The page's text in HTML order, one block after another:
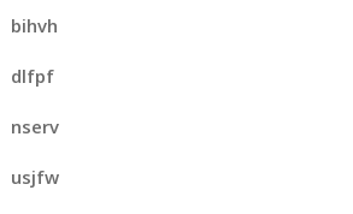
bihvh
dlfpf
nserv
usjfw